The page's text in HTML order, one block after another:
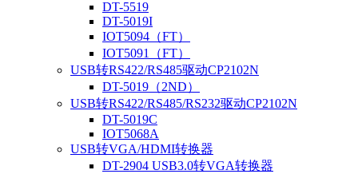
DT-5519
DT-5019I
IOT5094（FT）
IOT5091（FT）
USB转RS422/RS485驱动CP2102N
DT-5019（2ND）
USB转RS422/RS485/RS232驱动CP2102N
DT-5019C
IOT5068A
USB转VGA/HDMI转换器
DT-2904 USB3.0转VGA转换器